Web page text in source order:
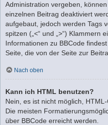
Administration vergeben,
einzelnen Beitrag deaktiviert
aufgebaut, jedoch werden Tags
spitzen („<“ und „>“) Klammern
Informationen zu BBCode
Seite, die von der Seite zur
Nach oben
Kann ich HTML benutzen?
Nein, es ist nicht möglich,
Die meisten
über BBCode erreicht werden.